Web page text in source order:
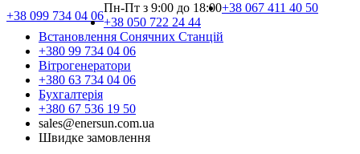
+38 099 734 04 06
Пн-Пт з 9:00 до 18:00+38 067 411 40 50
+38 050 722 24 44
Встановлення Сонячних Cтанцій
+380 99 734 04 06
Вітрогенератори
+380 63 734 04 06
Бухгалтерія
+380 67 536 19 50
sales@enersun.com.ua
Швидке замовлення